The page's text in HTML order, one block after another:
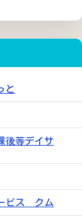
と
後等デイサ
ビス クム